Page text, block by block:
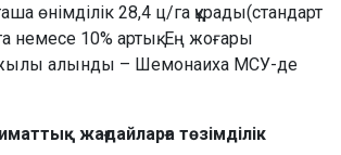
өнімділік 28,4 ц/га құрады(стандарт
немесе 10% артық. Ең жоғары
жылы алынды – Шемонаиха МСУ-де
жағдайларға төзімділік